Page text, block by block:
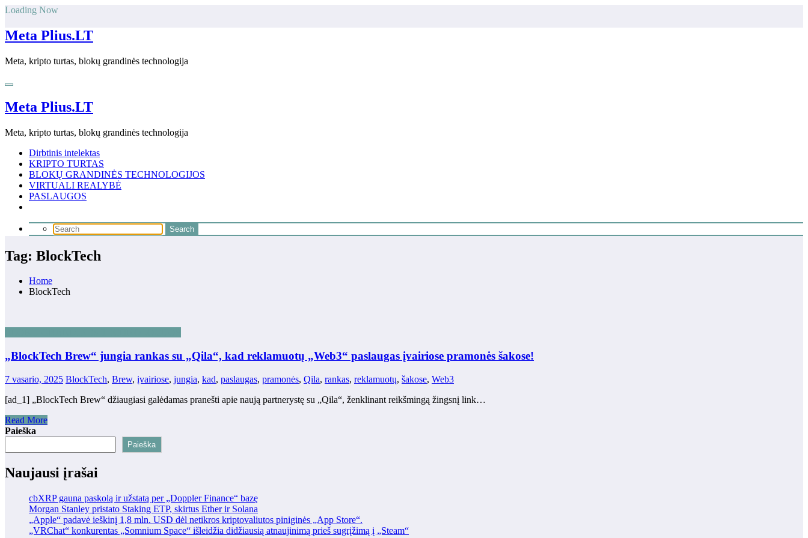
Skip
content
Loading Now
Meta Plius.LT
Meta, kripto turtas, blokų grandinės technologija
Meta Plius.LT
Meta, kripto turtas, blokų grandinės technologija
Dirbtinis intelektas
KRIPTO TURTAS
BLOKŲ GRANDINĖS TECHNOLOGIJOS
VIRTUALI REALYBĖ
PASLAUGOS
Tag: BlockTech
Home
BlockTech
„BlockTech Brew“ jungia rankas su „Qila“, kad reklamuotų „Web3“ paslaugas įvairiose pramonės šakose!
7 vasario, 2025 BlockTech, Brew, įvairiose, jungia, kad, paslaugas, pramonės, Qila, rankas, reklamuotų, šakose, Web3
[ad_1] „BlockTech Brew“ džiaugiasi galėdamas pranešti apie naują partnerystę su „Qila“, ženklinant reikšmingą žingsnį link…
Read More
Paieška
Paieška
Naujausi įrašai
cbXRP gauna paskolą ir užstatą per „Doppler Finance“ bazę
Morgan Stanley pristato Staking ETP, skirtus Ether ir Solana
„Apple“ padavė ieškinį 1,8 mln. USD dėl netikros kriptovaliutos piniginės „App Store“.
„VRChat“ konkurentas „Somnium Space“ išleidžia didžiausią atnaujinimą prieš sugrįžimą į „Steam“